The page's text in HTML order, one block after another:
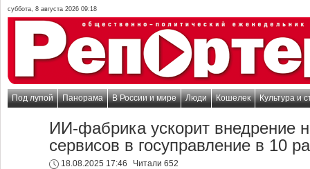
суббота, 8 августа 2026 09:18
Под лупой Панорама В России и мире Люди Кошелек Культура и
ИИ-фабрика ускорит внедрение
сервисов в госуправление в 10
18.08.2025 17:46
Читали 652